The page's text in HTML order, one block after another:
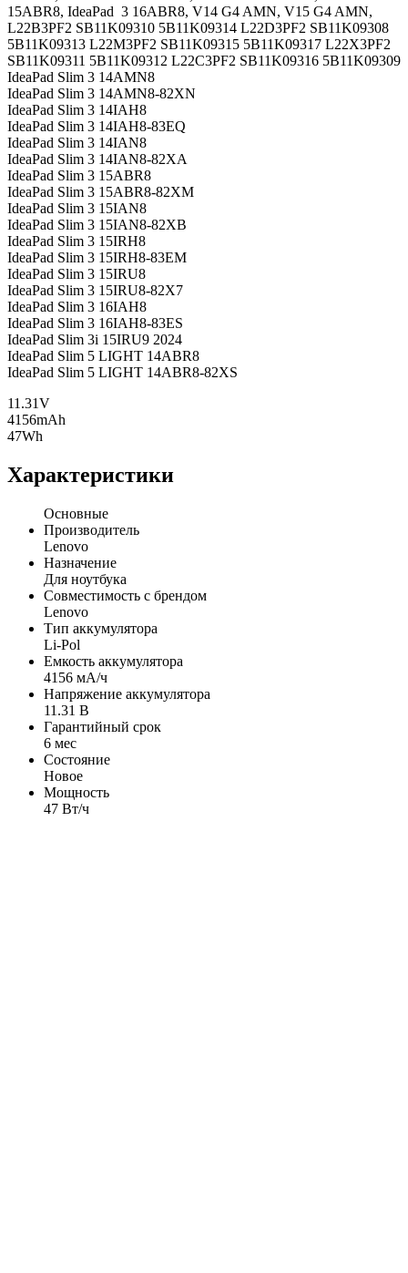
15ABR8, IdeaPad 3 16ABR8, V14 G4 AMN, V15 G4 AMN,
L22B3PF2 SB11K09310 5B11K09314 L22D3PF2 SB11K09308
5B11K09313 L22M3PF2 SB11K09315 5B11K09317 L22X3PF2
SB11K09311 5B11K09312 L22C3PF2 SB11K09316 5B11K09309
IdeaPad Slim 3 14AMN8
IdeaPad Slim 3 14AMN8-82XN
IdeaPad Slim 3 14IAH8
IdeaPad Slim 3 14IAH8-83EQ
IdeaPad Slim 3 14IAN8
IdeaPad Slim 3 14IAN8-82XA
IdeaPad Slim 3 15ABR8
IdeaPad Slim 3 15ABR8-82XM
IdeaPad Slim 3 15IAN8
IdeaPad Slim 3 15IAN8-82XB
IdeaPad Slim 3 15IRH8
IdeaPad Slim 3 15IRH8-83EM
IdeaPad Slim 3 15IRU8
IdeaPad Slim 3 15IRU8-82X7
IdeaPad Slim 3 16IAH8
IdeaPad Slim 3 16IAH8-83ES
IdeaPad Slim 3i 15IRU9 2024
IdeaPad Slim 5 LIGHT 14ABR8
IdeaPad Slim 5 LIGHT 14ABR8-82XS
11.31V
4156mAh
47Wh
Характеристики
Основные
Производитель
Lenovo
Назначение
Для ноутбука
Совместимость с брендом
Lenovo
Тип аккумулятора
Li-Pol
Емкость аккумулятора
4156 мА/ч
Напряжение аккумулятора
11.31 В
Гарантийный срок
6 мес
Состояние
Новое
Мощность
47 Вт/ч